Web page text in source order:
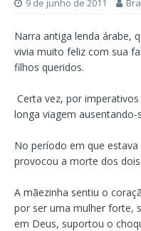
9 de junho de 2011
Narra antiga lenda árabe,
vivia muito feliz com sua
filhos queridos.
Certa vez, por
longa viagem
No período em que
provocou a morte dos
A mãezinha sentiu o
por ser uma mulher forte,
em Deus, suportou o